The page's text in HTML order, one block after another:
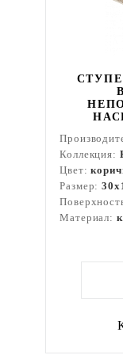
Коллекция:
Цвет:
Размер:
Материал: